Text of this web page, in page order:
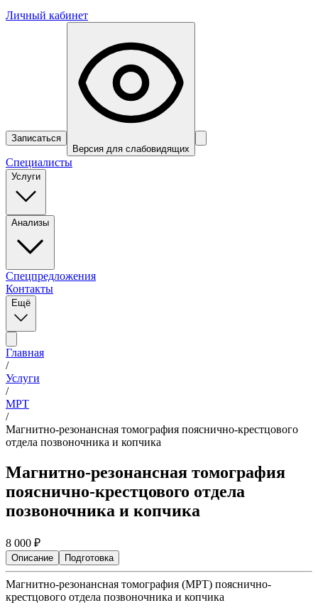
Личный кабинет
Записаться
Версия для слабовидящих
Специалисты
Услуги
Анализы
Спецпредложения
Контакты
Ещё
Главная
/
Услуги
/
МРТ
/
Магнитно-резонансная томография пояснично-крестцового
отдела позвоночника и копчика
Магнитно-резонансная томография
пояснично-крестцового отдела
позвоночника и копчика
8 000 ₽
Описание Подготовка
Магнитно-резонансная томография (МРТ) пояснично-
крестцового отдела позвоночника и копчика